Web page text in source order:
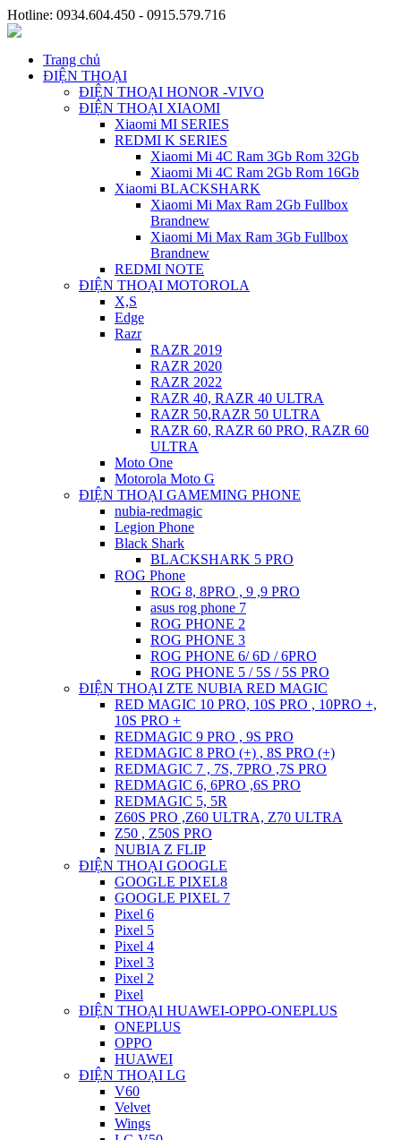
Hotline: 0934.604.450 - 0915.579.716
Trang chủ
ĐIỆN THOẠI
ĐIỆN THOẠI HONOR -VIVO
ĐIỆN THOẠI XIAOMI
Xiaomi MI SERIES
REDMI K SERIES
Xiaomi Mi 4C Ram 3Gb Rom 32Gb
Xiaomi Mi 4C Ram 2Gb Rom 16Gb
Xiaomi BLACKSHARK
Xiaomi Mi Max Ram 2Gb Fullbox
Brandnew
Xiaomi Mi Max Ram 3Gb Fullbox
Brandnew
REDMI NOTE
ĐIỆN THOẠI MOTOROLA
X,S
Edge
Razr
RAZR 2019
RAZR 2020
RAZR 2022
RAZR 40, RAZR 40 ULTRA
RAZR 50,RAZR 50 ULTRA
RAZR 60, RAZR 60 PRO, RAZR 60
ULTRA
Moto One
Motorola Moto G
ĐIỆN THOẠI GAMEMING PHONE
nubia-redmagic
Legion Phone
Black Shark
BLACKSHARK 5 PRO
ROG Phone
ROG 8, 8PRO , 9 ,9 PRO
asus rog phone 7
ROG PHONE 2
ROG PHONE 3
ROG PHONE 6/ 6D / 6PRO
ROG PHONE 5 / 5S / 5S PRO
ĐIỆN THOẠI ZTE NUBIA RED MAGIC
RED MAGIC 10 PRO, 10S PRO , 10PRO +,
10S PRO +
REDMAGIC 9 PRO , 9S PRO
REDMAGIC 8 PRO (+) , 8S PRO (+)
REDMAGIC 7 , 7S, 7PRO ,7S PRO
REDMAGIC 6, 6PRO ,6S PRO
REDMAGIC 5, 5R
Z60S PRO ,Z60 ULTRA, Z70 ULTRA
Z50 , Z50S PRO
NUBIA Z FLIP
ĐIỆN THOẠI GOOGLE
GOOGLE PIXEL8
GOOGLE PIXEL 7
Pixel 6
Pixel 5
Pixel 4
Pixel 3
Pixel 2
Pixel
ĐIỆN THOẠI HUAWEI-OPPO-ONEPLUS
ONEPLUS
OPPO
HUAWEI
ĐIỆN THOẠI LG
V60
Velvet
Wings